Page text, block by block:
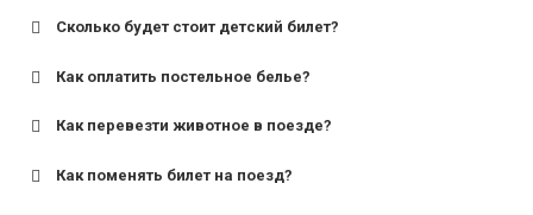
для поездов дальнего следования — от 10 лет и
для пригородных поездов — от 7 лет.
Сколько будет стоит детский билет?
Как оплатить постельное белье?
Как перевезти животное в поезде?
Как поменять билет на поезд?